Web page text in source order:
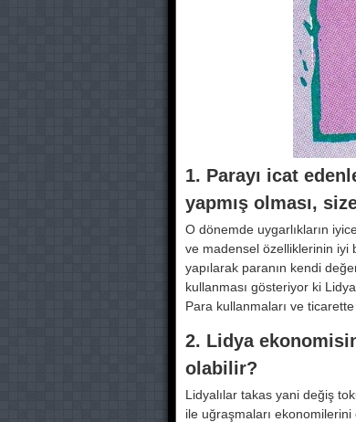
1. Parayı icat
yapmış olması,
O dönemde uygarlıkların
ve madensel özelliklerinin iyi
yapılarak paranın kendi
kullanması gösteriyor ki
Para kullanmaları ve ticarette
2. Lidya
olabilir?
Lidyalılar takas yani değiş
ile uğraşmaları ekonomilerini